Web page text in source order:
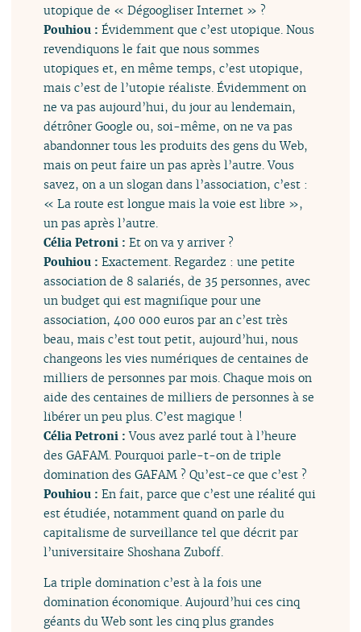
utopique de « Dégoogliser Internet » ?
Pouhiou :Évidemment que c’est utopique. Nous
revendiquons le fait que nous sommes
utopiques et, en même temps, c’est utopique,
mais c’est de l’utopie réaliste. Évidemment on
ne va pas aujourd’hui, du jour au lendemain,
détrôner Google ou, soi-même, on ne va pas
abandonner tous les produits des gens du Web,
mais on peut faire un pas après l’autre. Vous
savez, on a un slogan dans l’association, c’est :
« La route est longue mais la voie est libre »,
un pas après l’autre.
Célia Petroni :Et on va y arriver ?
Pouhiou :Exactement. Regardez : une petite
association de 8 salariés, de 35 personnes, avec
un budget qui est magnifique pour une
association, 400 000 euros par an c’est très
beau, mais c’est tout petit, aujourd’hui, nous
changeons les vies numériques de centaines de
milliers de personnes par mois. Chaque mois on
aide des centaines de milliers de personnes à se
libérer un peu plus. C’est magique !
Célia Petroni :Vous avez parlé tout à l’heure
des GAFAM. Pourquoi parle-t-on de triple
domination des GAFAM ? Qu’est-ce que c’est ?
Pouhiou :En fait, parce que c’est une réalité qui
est étudiée, notamment quand on parle du
capitalisme de surveillance tel que décrit par
l’universitaire Shoshana Zuboff.
La triple domination c’est à la fois une
domination économique. Aujourd’hui ces cinq
géants du Web sont les cinq plus grandes